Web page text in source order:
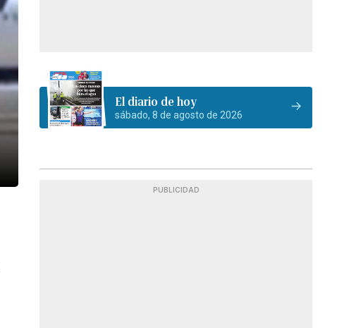
El diario de hoy
sábado, 8 de agosto de 2026
PUBLICIDAD